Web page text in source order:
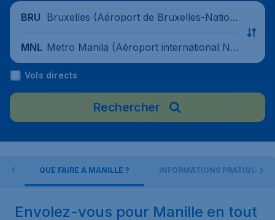
BRU Bruxelles (Aéroport de Bruxelles-Nation
MNL Metro Manila (Aéroport international Nin
oy-Aquino), Philippines
Vols directs
Rechercher
QUE FAIRE À MANILLE ? INFORMATIONS PRATIQUES
Envolez-vous pour Manille en tout